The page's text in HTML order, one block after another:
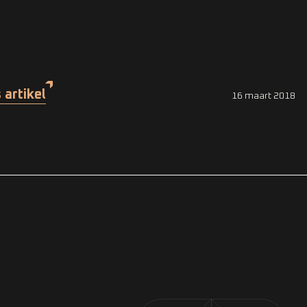
artikel 16 maart 2018